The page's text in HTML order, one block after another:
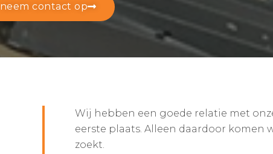
neem contact op
Wij hebben een goede relatie met
eerste plaats. Alleen daardoor komen
zoekt.